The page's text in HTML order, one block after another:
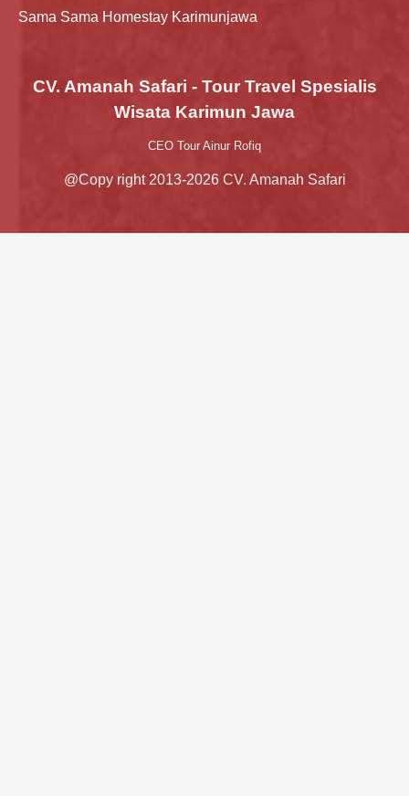
Sama Sama Homestay Karimunjawa
CV. Amanah Safari - Tour Travel Spesialis
Wisata Karimun Jawa
CEO Tour Ainur Rofiq
@Copy right 2013-2026 CV. Amanah Safari